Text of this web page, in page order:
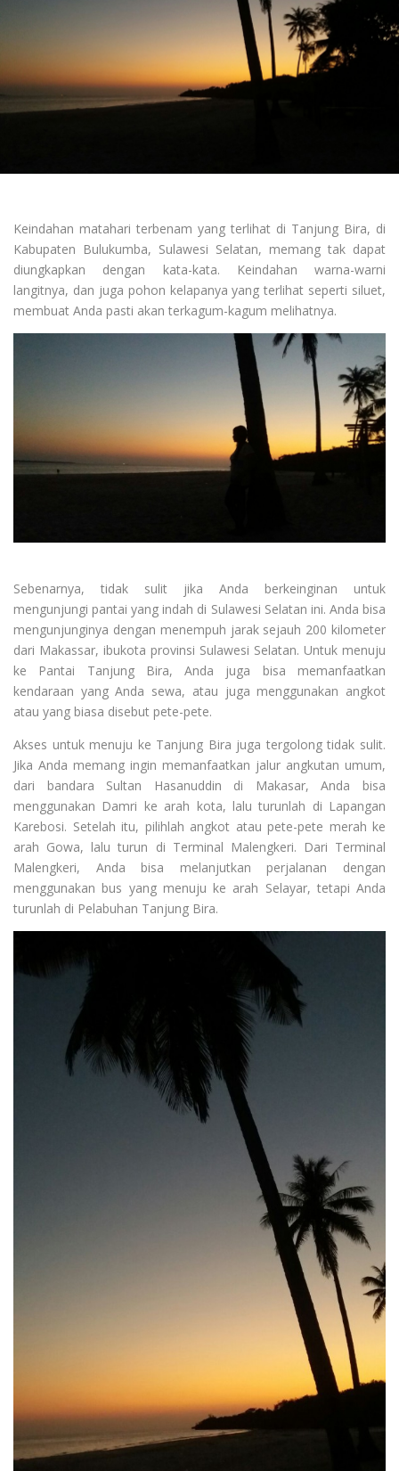
Keindahan matahari terbenam yang terlihat di Tanjung Bira, di
Kabupaten Bulukumba, Sulawesi Selatan, memang tak dapat
diungkapkan dengan kata-kata. Keindahan warna-warni
langitnya, dan juga pohon kelapanya yang terlihat seperti siluet,
membuat Anda pasti akan terkagum-kagum melihatnya.
Sebenarnya, tidak sulit jika Anda berkeinginan untuk
mengunjungi pantai yang indah di Sulawesi Selatan ini. Anda bisa
mengunjunginya dengan menempuh jarak sejauh 200 kilometer
dari Makassar, ibukota provinsi Sulawesi Selatan. Untuk menuju
ke Pantai Tanjung Bira, Anda juga bisa memanfaatkan
kendaraan yang Anda sewa, atau juga menggunakan angkot
atau yang biasa disebut pete-pete.
Akses untuk menuju ke Tanjung Bira juga tergolong tidak sulit.
Jika Anda memang ingin memanfaatkan jalur angkutan umum,
dari bandara Sultan Hasanuddin di Makasar, Anda bisa
menggunakan Damri ke arah kota, lalu turunlah di Lapangan
Karebosi. Setelah itu, pilihlah angkot atau pete-pete merah ke
arah Gowa, lalu turun di Terminal Malengkeri. Dari Terminal
Malengkeri, Anda bisa melanjutkan perjalanan dengan
menggunakan bus yang menuju ke arah Selayar, tetapi Anda
turunlah di Pelabuhan Tanjung Bira.